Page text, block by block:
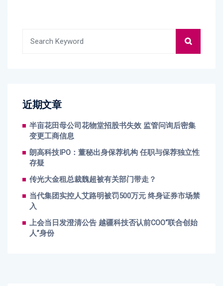
近期文章
半亩花田母公司花物堂招股书失效 监管问询后密集
变更工商信息
朗高科技IPO：董秘出身保荐机构 任职与保荐独立性
存疑
传光大金租总裁魏超被有关部门带走？
当代集团实控人艾路明被罚500万元 终身证券市场禁
入
上会当日发澄清公告 越疆科技否认前COO“联合创始
人”身份